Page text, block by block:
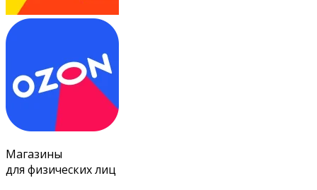
Магазины
для физических лиц